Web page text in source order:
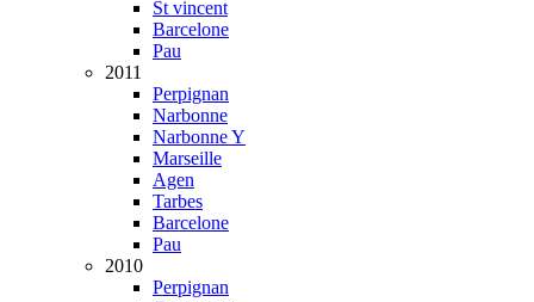
St vincent
Barcelone
Pau
2011
Perpignan
Narbonne
Narbonne Y
Marseille
Agen
Tarbes
Barcelone
Pau
2010
Perpignan